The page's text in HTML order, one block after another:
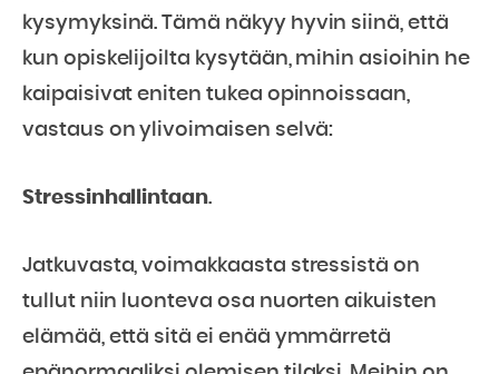
kysymyksinä. Tämä näkyy hyvin siinä, että
kun opiskelijoilta kysytään, mihin asioihin he
kaipaisivat eniten tukea opinnoissaan,
vastaus on ylivoimaisen selvä:
Stressinhallintaan.
Jatkuvasta, voimakkaasta stressistä on
tullut niin luonteva osa nuorten aikuisten
elämää, että sitä ei enää ymmärretä